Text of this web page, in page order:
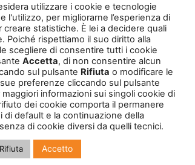
utilizzare i cookie e tecnologie
l'utilizzo, per migliorarne l’esperienza di
creare statistiche. È lei a decidere quali
Poiché rispettiamo il suo diritto alla
scegliere di consentire tutti i cookie
Accetta, di non consentire alcun
sul pulsante Rifiuta o modificare le
preferenze cliccando sul pulsante
maggiori informazioni sui singoli cookie di
dei cookie comporta il permanere
di default e la continuazione della
di cookie diversi da quelli tecnici.
Rifiuta Accetto